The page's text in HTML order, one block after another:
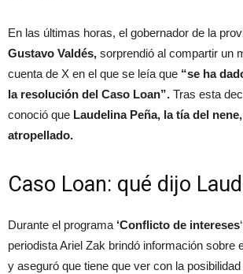
En las últimas horas, el gobernador de la
Gustavo Valdés, sorprendió al compartir un
cuenta de X en el que se leía que “se ha
la resolución del Caso Loan”. Tras esta
conoció que Laudelina Peña, la tía del
atropellado.
Caso Loan: qué dijo
Durante el programa ‘Conflicto de intereses
periodista Ariel Zak brindó información sobre
y aseguró que tiene que ver con la